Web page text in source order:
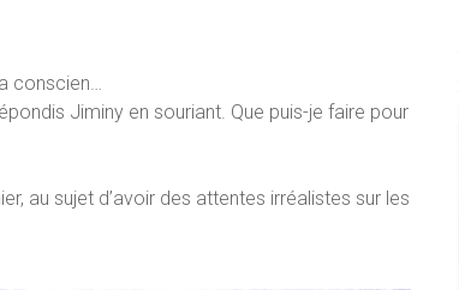
conscien…
Jiminy en souriant. Que puis-je faire pour
au sujet d’avoir des attentes irréalistes sur les